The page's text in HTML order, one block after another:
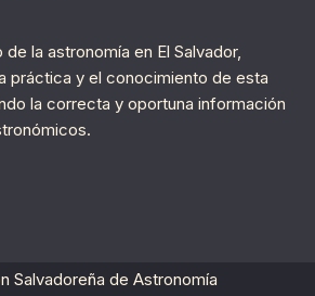
la astronomía en El Salvador,
práctica y el conocimiento de esta
la correcta y oportuna información
Salvadoreña de Astronomía